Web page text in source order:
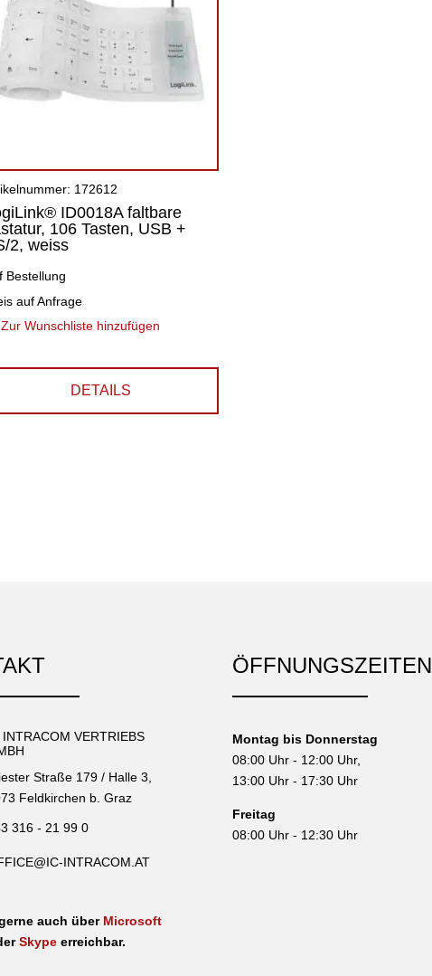
172612
ID0018A faltbare
106 Tasten, USB +
2, weiss
Bestellung
auf Anfrage
Zur Wunschliste hinzufügen
DETAILS
INTRACOM VERTRIEBS
Straße 179 / Halle 3,
Feldkirchen b. Graz
316 - 21 99 0
INTRACOM.AT
auch über Microsoft
Skype erreichbar.
ÖFFNUNGSZEITEN
Montag bis Donnerstag
08:00 Uhr - 12:00 Uhr,
13:00 Uhr - 17:30 Uhr
Freitag
08:00 Uhr - 12:30 Uhr